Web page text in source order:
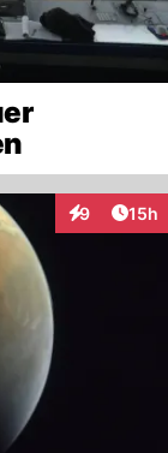
9
Interaktionen
15h